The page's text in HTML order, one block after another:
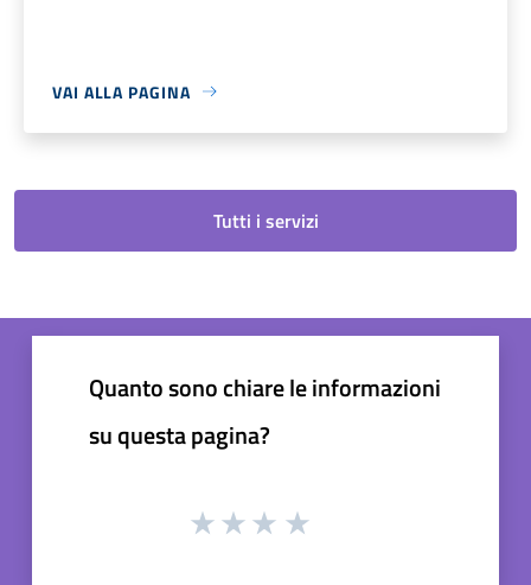
VAI ALLA PAGINA
Tutti i servizi
Quanto sono chiare le informazioni
su questa pagina?